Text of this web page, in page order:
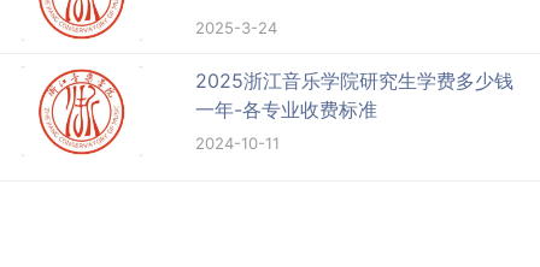
2025-3-24
2025浙江音乐学院研究生学费多少钱
一年-各专业收费标准
2024-10-11